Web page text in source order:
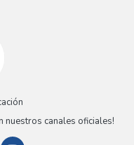
nuestros canales oficiales!